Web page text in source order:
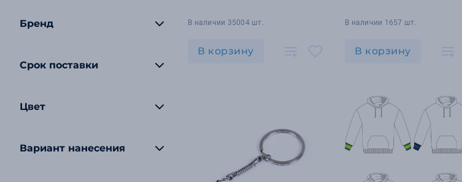
Бренд
Срок поставки
Цвет
Вариант нанесения
В наличии 35004 шт.
В корзину
В наличии 1657 шт.
В корзину